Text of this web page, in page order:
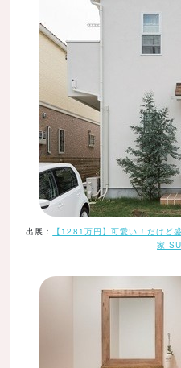
出展：
【1281万円】可愛い！だけど
家-